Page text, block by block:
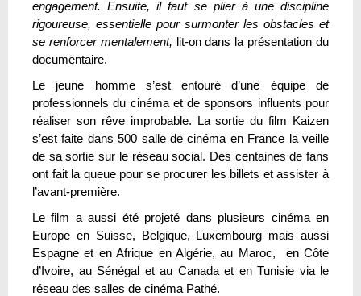
engagement. Ensuite, il faut se plier à une discipline
rigoureuse, essentielle pour surmonter les obstacles et
se renforcer mentalement, lit-on dans la présentation du
documentaire.
Le jeune homme s’est entouré d’une équipe de
professionnels du cinéma et de sponsors influents pour
réaliser son rêve improbable. La sortie du film Kaizen
s’est faite dans 500 salle de cinéma en France la veille
de sa sortie sur le réseau social. Des centaines de fans
ont fait la queue pour se procurer les billets et assister à
l’avant-première.
Le film a aussi été projeté dans plusieurs cinéma en
Europe en Suisse, Belgique, Luxembourg mais aussi
Espagne et en Afrique en Algérie, au Maroc, en Côte
d’Ivoire, au Sénégal et au Canada et en Tunisie via le
réseau des salles de cinéma Pathé.